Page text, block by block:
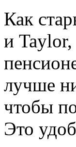
Как
и Taylor,
лучше
чтобы
Это